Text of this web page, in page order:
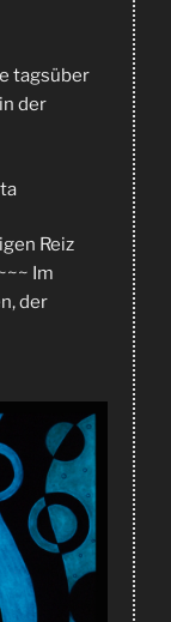
tagsüber
der
Reiz
Im
der